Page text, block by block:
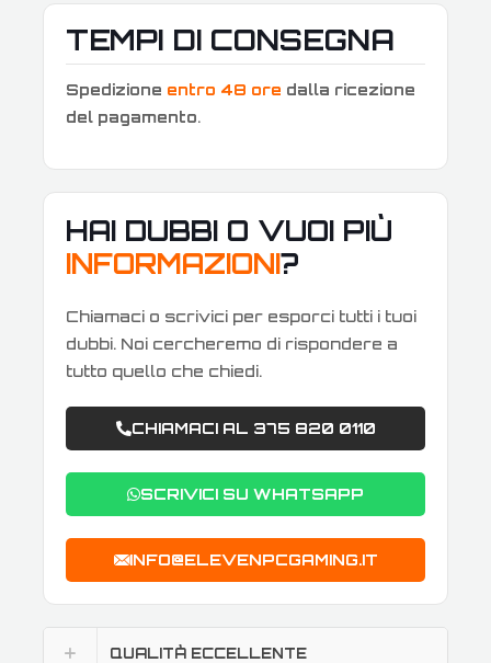
TEMPI DI CONSEGNA
Spedizione entro 48 ore dalla ricezione
del pagamento.
HAI DUBBI O VUOI PIÙ
INFORMAZIONI?
Chiamaci o scrivici per esporci tutti i tuoi
dubbi. Noi cercheremo di rispondere a
tutto quello che chiedi.
CHIAMACI AL 375 820 0110
SCRIVICI SU WHATSAPP
INFO@ELEVENPCGAMING.IT
QUALITÀ ECCELLENTE